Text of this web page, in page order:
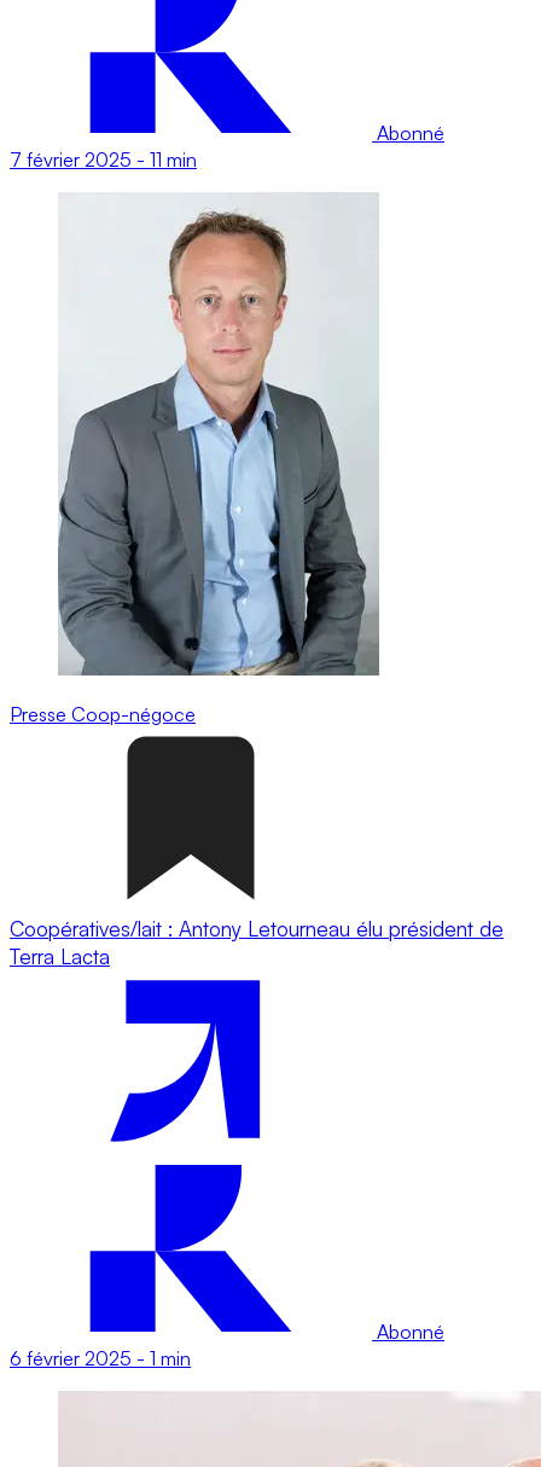
Abonné
7 février 2025 - 11 min
Presse Coop-négoce
Coopératives/lait : Antony Letourneau élu président de
Terra Lacta
Abonné
6 février 2025 - 1 min